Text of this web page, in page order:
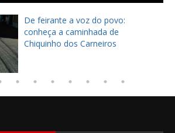
De feirante a voz do povo:
conheça a caminhada de
Chiquinho dos Carneiros